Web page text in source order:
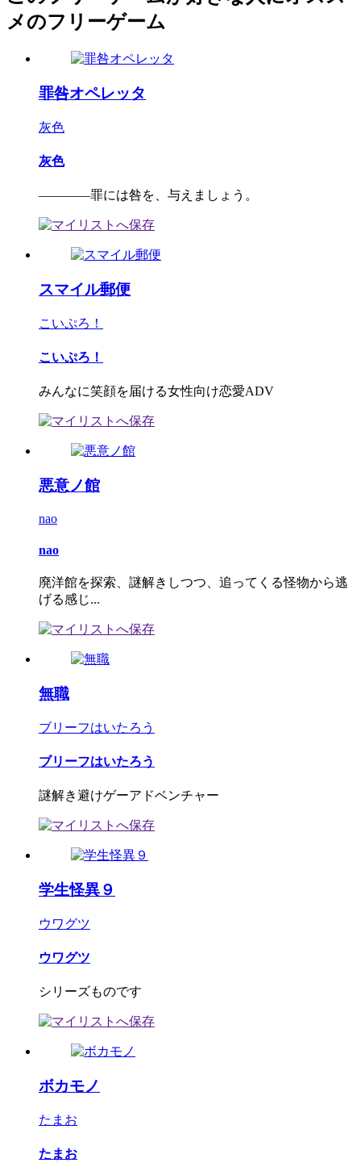
メのフリーゲーム
罪咎オペレッタ
灰色
灰色
――――罪には咎を、与えましょう。
スマイル郵便
こいぷろ！
こいぷろ！
みんなに笑顔を届ける女性向け恋愛ADV
悪意ノ館
nao
nao
廃洋館を探索、謎解きしつつ、追ってくる怪物から逃
げる感じ...
無職
ブリーフはいたろう
ブリーフはいたろう
謎解き避けゲーアドベンチャー
学生怪異９
ウワグツ
ウワグツ
シリーズものです
ボカモノ
たまお
たまお